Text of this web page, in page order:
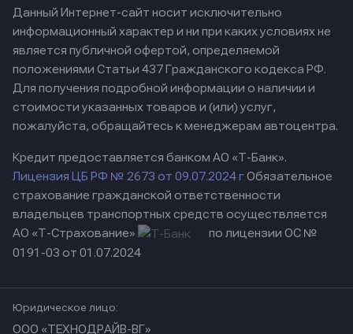
Данный Интернет-сайт носит исключительно
информационный характер и ни при каких условиях не
является публичной офертой, определяемой
положениями Статьи 437 Гражданского кодекса РФ.
Для получения подробной информации о наличии и
стоимости указанных товаров и (или) услуг,
пожалуйста, обращайтесь к менеджерам автоцентра.
Кредит предоставляется банком АО «Т-Банк».
Лицензия ЦБ РФ № 2673 от 09.07.2024 гОбязательное
страхование гражданской ответственности
владельцев транспортных средств осуществляется
АО «Т-Страхование»
по лицензии ОС №
0191-03 от 01.07.2024
Юридическое лицо:
ООО «ТЕХНОДРАЙВ-ВГ»